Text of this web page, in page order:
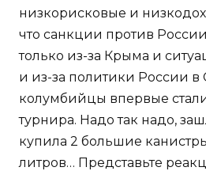
низкорисковые и
что санкции против
только из-за Крыма и
и из-за политики России в
колумбийцы впервые
турнира. Надо так надо,
купила 2 большие
литров… Представьте